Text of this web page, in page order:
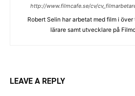
http://www.filmcafe.se/cv/
Robert Selin har arbetat med film i
lärare samt utvecklare på
LEAVE A REPLY